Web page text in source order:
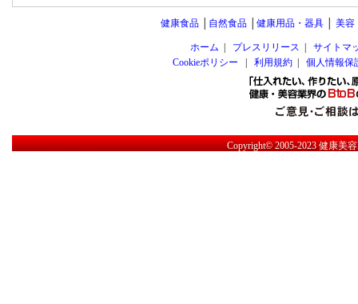
健康食品│ 自然食品│ 健康用品・器具│ 美容
ホーム プレスリリース
サイトマ
Cookieポリシー
利用規約| 個人情報保
Copyright© 2005-2023健康美